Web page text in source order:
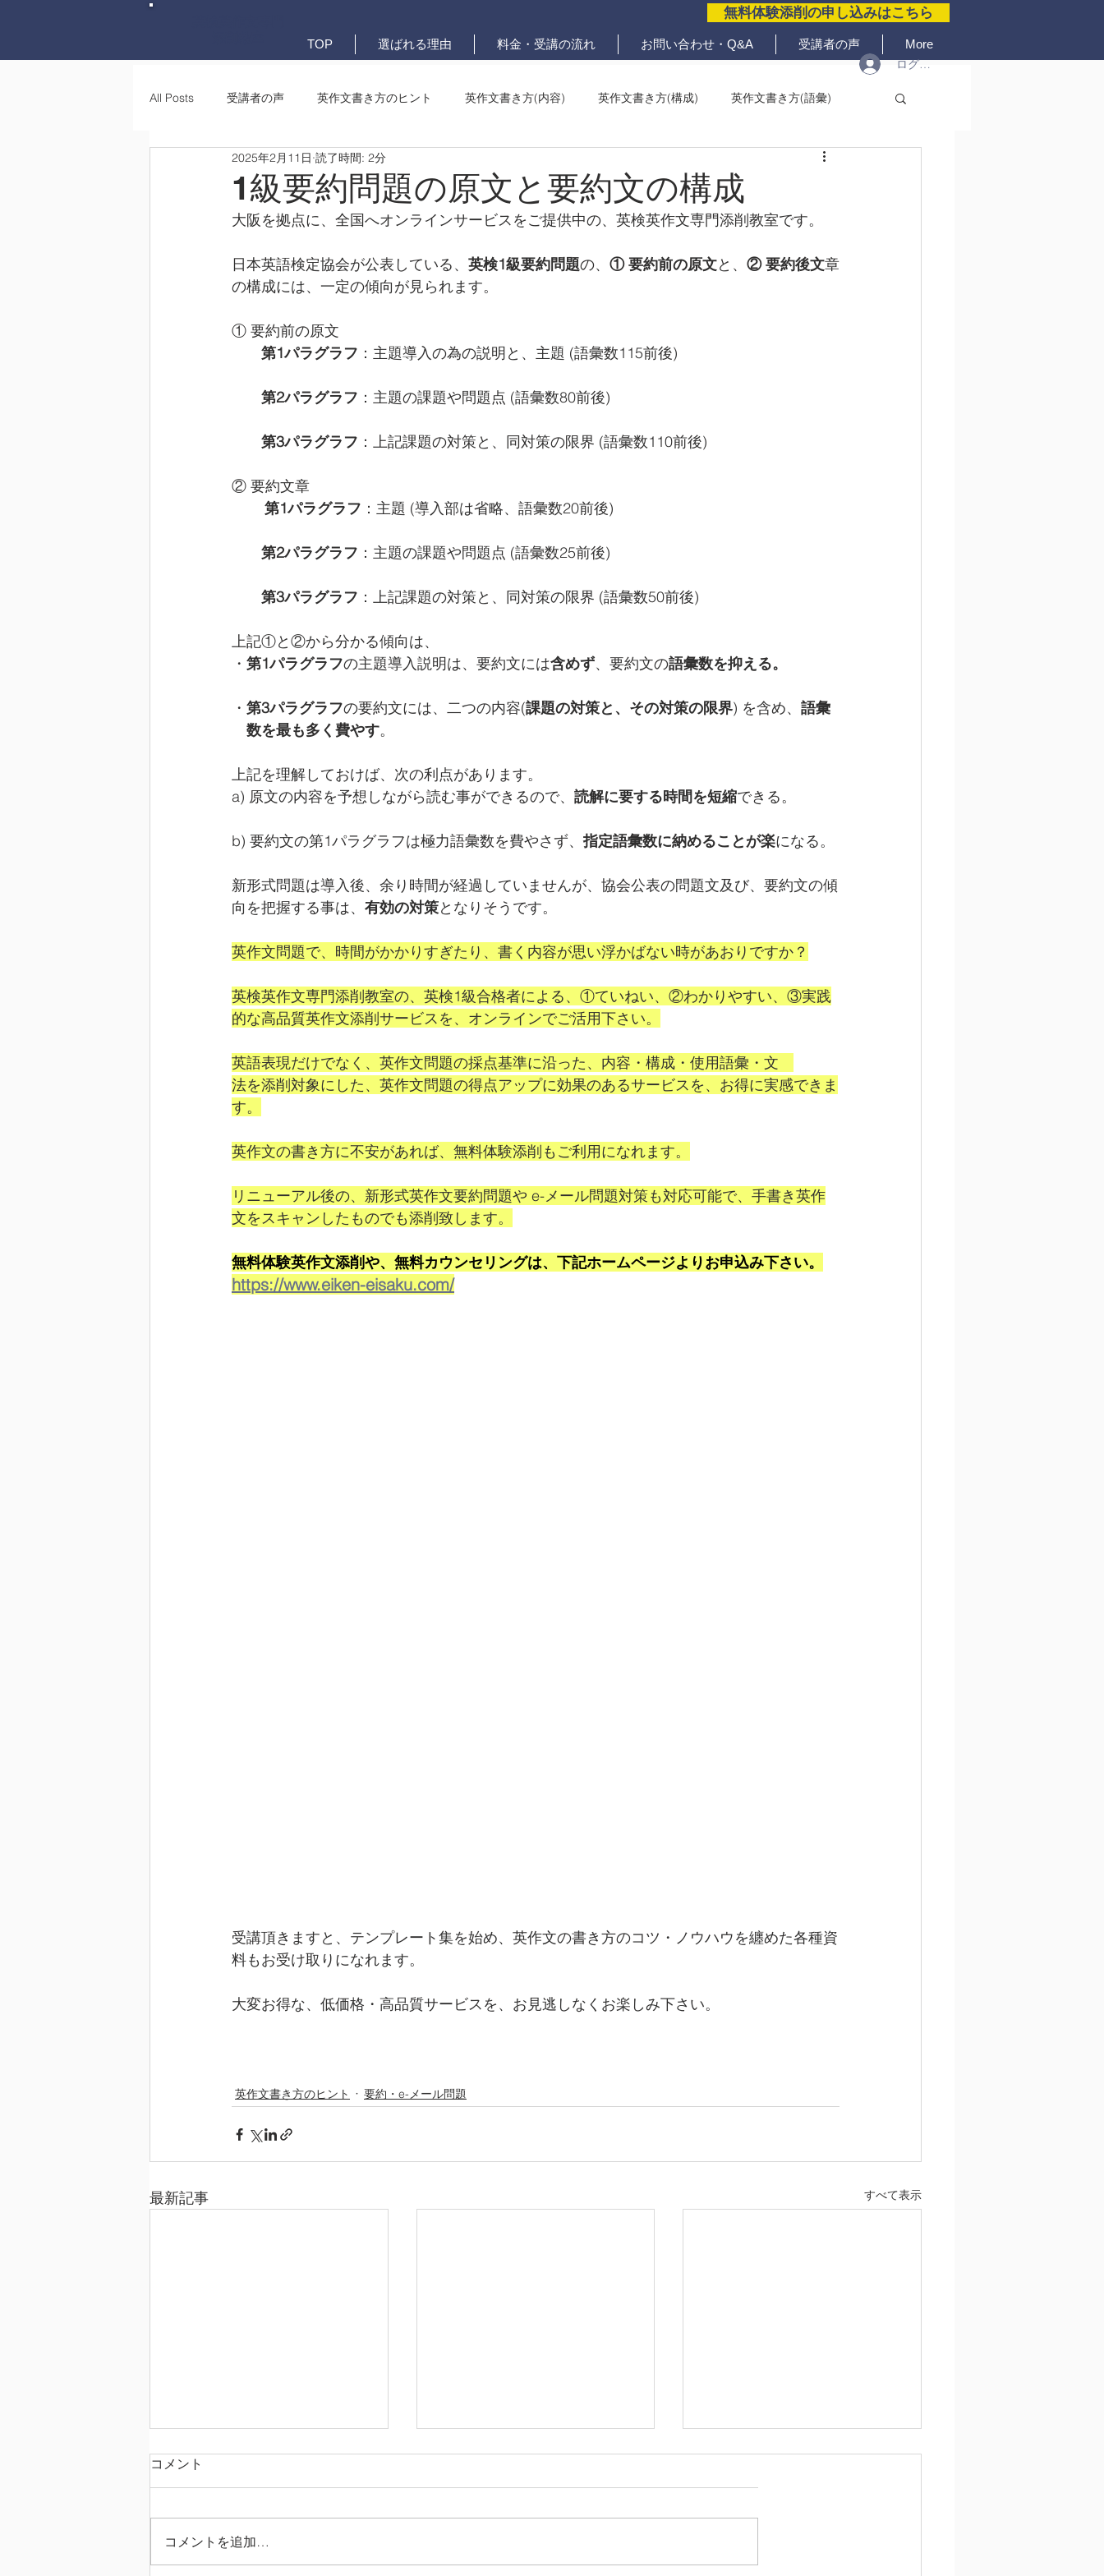
無料体験添削の申し込みはこちら
TOP 選ばれる理由 料金・受講の流れ お問い合わせ・Q&A 受講者の声 More
ログイン
All Posts 受講者の声 英作文書き方のヒント 英作文書き方(内容) 英作文書き方(構成) 英作文書き方(語彙)
英作文書き方(文法) 要約・e-メール問題
1級要約問題の原文と要約文の構成
2025年2月11日 読了時間: 2分
大阪を拠点に、全国へオンラインサービスをご提供中の、英検英作文専門添削教室です。
日本英語検定協会が公表している、 英検1級要約問題の、 ① 要約前の原文と、 ② 要約後文章
の構成には、一定の傾向が見られます。
① 要約前の原文
第1パラグラフ ：主題導入の為の説明と、主題 (語彙数115前後)
第2パラグラフ ：主題の課題や問題点 (語彙数80前後)
第3パラグラフ ：上記課題の対策と、同対策の限界 (語彙数110前後)
② 要約文章
第1パラグラフ ：主題 (導入部は省略、語彙数20前後)
第2パラグラフ ：主題の課題や問題点 (語彙数25前後)
第3パラグラフ ：上記課題の対策と、同対策の限界 (語彙数50前後)
上記①と②から分かる傾向は、
・ 第1パラグラフの主題導入説明は、要約文には含めず、要約文の語彙数を抑える。
・ 第3パラグラフの要約文には、二つの内容(課題の対策と、その対策の限界) を含め、 語彙
数を最も多く費やす。
上記を理解しておけば、次の利点があります。
a) 原文の内容を予想しながら読む事ができるので、 読解に要する時間を短縮できる。
b) 要約文の第1パラグラフは極力語彙数を費やさず、指定語彙数に納めることが楽になる。
新形式問題は導入後、余り時間が経過していませんが、協会公表の問題文及び、要約文の傾
向を把握する事は、 有効の対策となりそうです。
英作文問題で、時間がかかりすぎたり、書く内容が思い浮かばない時があおりですか？
英検英作文専門添削教室の、英検1級合格者による、①ていねい、②わかりやすい、③実践
的な高品質英作文添削サービスを、オンラインでご活用下さい。
英語表現だけでなく、英作文問題の採点基準に沿った、内容・構成・使用語彙・文
法を添削対象にした、英作文問題の得点アップに効果のあるサービスを、お得に実感できま
す。
英作文の書き方に不安があれば、無料体験添削もご利用になれます。
リニューアル後の、新形式英作文要約問題や e-メール問題対策も対応可能で、手書き英作
文をスキャンしたものでも添削致します。
無料体験英作文添削や、無料カウンセリングは、下記ホームページよりお申込み下さい。
https://www.eiken-eisaku.com/
受講頂きますと、テンプレート集を始め、英作文の書き方のコツ・ノウハウを纏めた各種資
料もお受け取りになれます。
大変お得な、低価格・高品質サービスを、お見逃しなくお楽しみ下さい。
英作文書き方のヒント 要約・e-メール問題
最新記事 すべて表示
コメント
コメントを追加…